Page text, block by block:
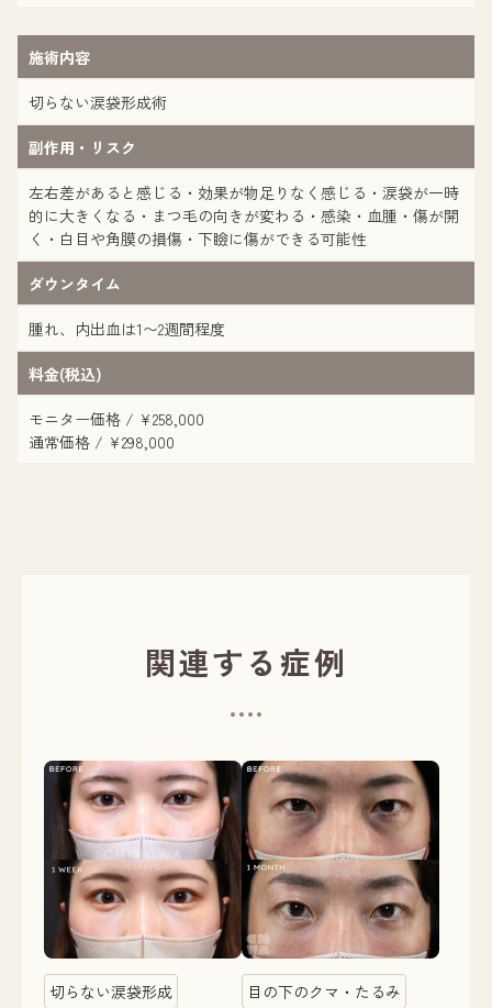
施術内容
切らない涙袋形成術
副作用・リスク
左右差があると感じる・効果が物足りなく感じる・涙袋が一時
的に大きくなる・まつ毛の向きが変わる・感染・血腫・傷が開
く・白目や角膜の損傷・下瞼に傷ができる可能性
ダウンタイム
腫れ、内出血は1〜2週間程度
料金(税込)
モニター価格 / ¥258,000
通常価格 / ¥298,000
関連する症例
切らない涙袋形成 目の下のクマ・たるみ